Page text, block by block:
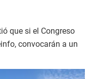
que si el Congreso
convocarán a un